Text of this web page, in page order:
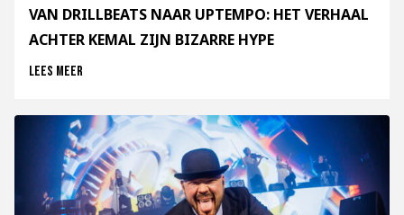
VAN DRILLBEATS NAAR UPTEMPO: HET VERHAAL
ACHTER KEMAL ZIJN BIZARRE HYPE
Lees meer